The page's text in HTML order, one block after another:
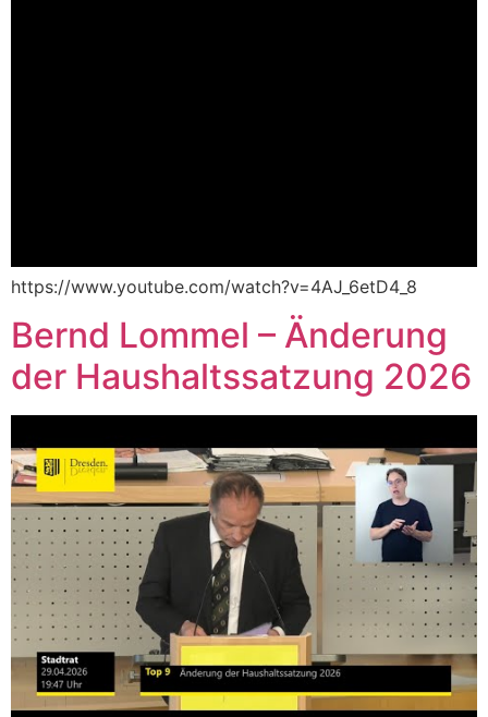
https://www.youtube.com/watch?v=4AJ_6etD4_8
Bernd Lommel – Änderung
der Haushaltssatzung 2026